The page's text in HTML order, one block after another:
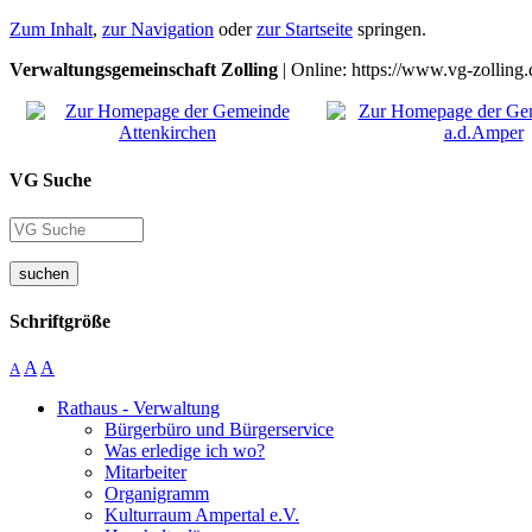
Zum Inhalt, zur Navigation oderzur Startseite springen.
Verwaltungsgemeinschaft Zolling | Online: https://www.vg-
VG Suche
suchen
Schriftgröße
A A A
Rathaus - Verwaltung
Bürgerbüro und Bürgerservice
Was erledige ich wo?
Mitarbeiter
Organigramm
Kulturraum Ampertal e.V.